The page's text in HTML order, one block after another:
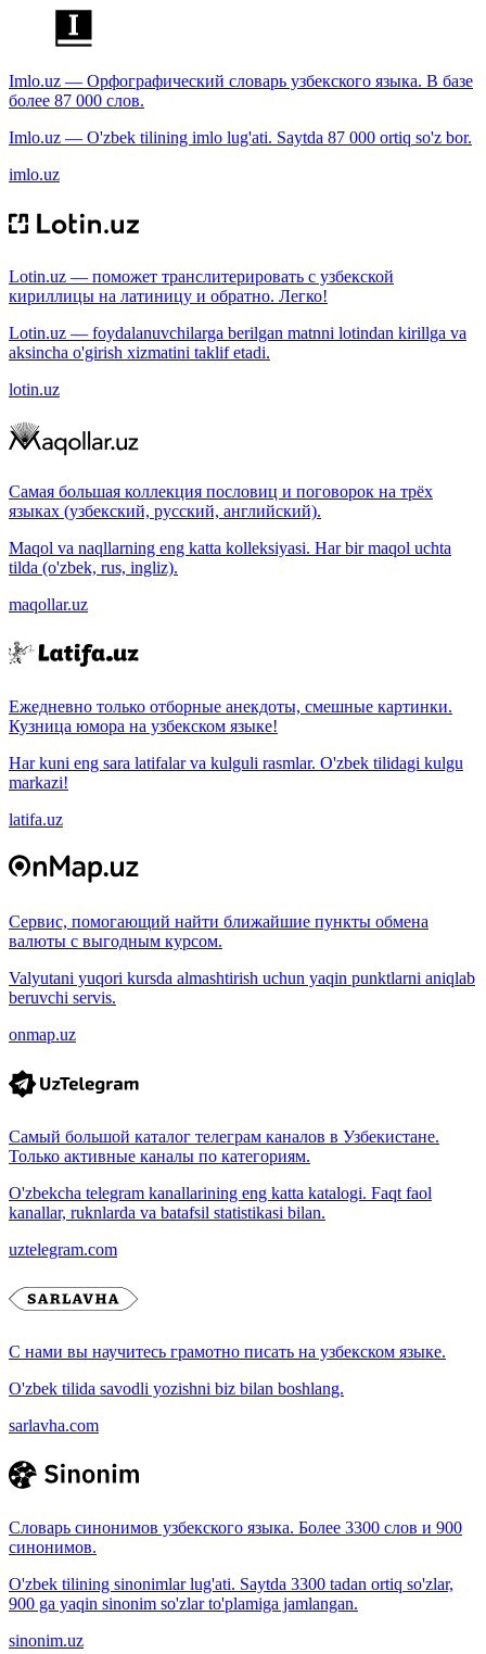
Imlo.uz — Орфографический словарь узбекского языка. В базе
более 87 000 слов.
Imlo.uz — O'zbek tilining imlo lug'ati. Saytda 87 000 ortiq so'z bor.
imlo.uz
Lotin.uz — поможет транслитерировать с узбекской
кириллицы на латиницу и обратно. Легко!
Lotin.uz — foydalanuvchilarga berilgan matnni lotindan kirillga va
aksincha o'girish xizmatini taklif etadi.
lotin.uz
Самая большая коллекция пословиц и поговорок на трёх
языках (узбекский, русский, английский).
Maqol va naqllarning eng katta kolleksiyasi. Har bir maqol uchta
tilda (o'zbek, rus, ingliz).
maqollar.uz
Ежедневно только отборные анекдоты, смешные картинки.
Кузница юмора на узбекском языке!
Har kuni eng sara latifalar va kulguli rasmlar. O'zbek tilidagi kulgu
markazi!
latifa.uz
Сервис, помогающий найти ближайшие пункты обмена
валюты с выгодным курсом.
Valyutani yuqori kursda almashtirish uchun yaqin punktlarni aniqlab
beruvchi servis.
onmap.uz
Самый большой каталог телеграм каналов в Узбекистане.
Только активные каналы по категориям.
O'zbekcha telegram kanallarining eng katta katalogi. Faqt faol
kanallar, ruknlarda va batafsil statistikasi bilan.
uztelegram.com
С нами вы научитесь грамотно писать на узбекском языке.
O'zbek tilida savodli yozishni biz bilan boshlang.
sarlavha.com
Словарь синонимов узбекского языка. Более 3300 слов и 900
синонимов.
O'zbek tilining sinonimlar lug'ati. Saytda 3300 tadan ortiq so'zlar,
900 ga yaqin sinonim so'zlar to'plamiga jamlangan.
sinonim.uz